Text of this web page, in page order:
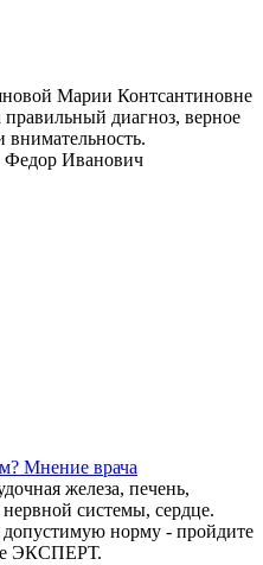
Марии Контсантиновне
диагноз, верное
внимательность.
Федор Иванович
Мнение врача
железа, печень,
системы, сердце.
норму - пройдите
ЭКСПЕРТ.